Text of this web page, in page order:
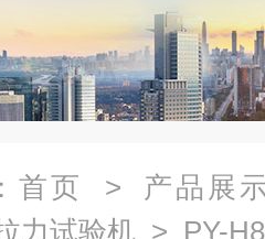
首页 > 产品展
力试验机 > PY-